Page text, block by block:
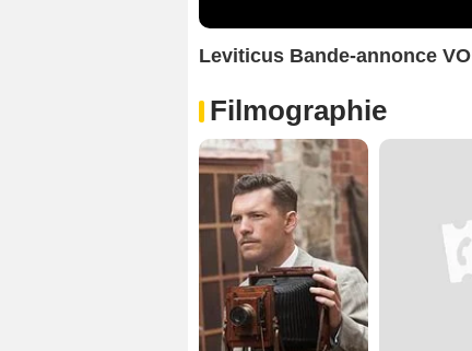
Leviticus Bande-annonce VO
Filmographie